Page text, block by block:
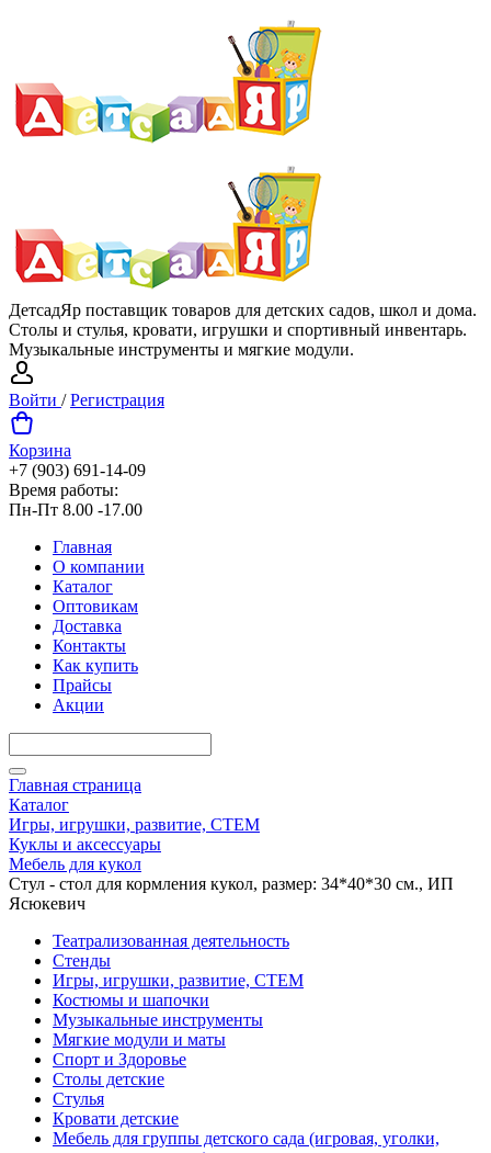
ДетсадЯр поставщик товаров для детских садов, школ и дома.
Столы и стулья, кровати, игрушки и спортивный инвентарь.
Музыкальные инструменты и мягкие модули.
Войти /Регистрация
Корзина
+7 (903) 691-14-09
Время работы:
Пн-Пт 8.00 -17.00
Главная
О компании
Каталог
Оптовикам
Доставка
Контакты
Как купить
Прайсы
Акции
Главная страница
Каталог
Игры, игрушки, развитие, СТЕМ
Куклы и аксессуары
Мебель для кукол
Стул - стол для кормления кукол, размер: 34*40*30 см., ИП
Ясюкевич
Театрализованная деятельность
Стенды
Игры, игрушки, развитие, СТЕМ
Костюмы и шапочки
Музыкальные инструменты
Мягкие модули и маты
Спорт и Здоровье
Столы детские
Стулья
Кровати детские
Мебель для группы детского сада (игровая, уголки,